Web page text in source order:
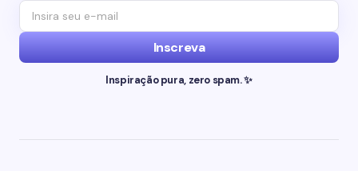
Inscreva
Inspiração pura, zero spam. ✨